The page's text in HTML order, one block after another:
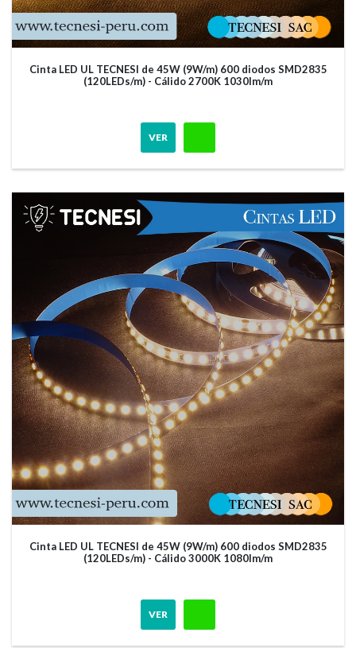
Cinta LED UL TECNESI de 45W (9W/m) 600 diodos SMD2835
(120LEDs/m) - Cálido 2700K 1030lm/m
VER
Cinta LED UL TECNESI de 45W (9W/m) 600 diodos SMD2835
(120LEDs/m) - Cálido 3000K 1080lm/m
VER